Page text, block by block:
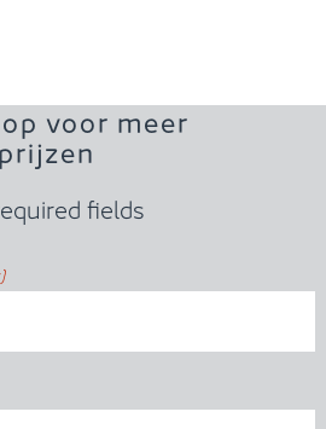
voor meer
fields